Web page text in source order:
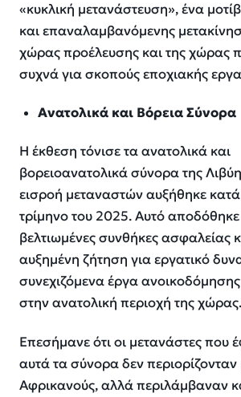
«κυκλική μετανάστευση», ένα
και επαναλαμβανόμενης
χώρας προέλευσης και της χώρας
συχνά για σκοπούς εποχιακής
Ανατολικά και Βόρεια Σύνορα
Η έκθεση τόνισε τα ανατολικά και
βορειοανατολικά σύνορα της
εισροή μεταναστών αυξήθηκε κατά
τρίμηνο του 2025. Αυτό αποδόθηκε
βελτιωμένες συνθήκες ασφαλείας
αυξημένη ζήτηση για εργατικό
συνεχιζόμενα έργα
στην ανατολική περιοχή της χώρας.
Επεσήμανε ότι οι μετανάστες που
αυτά τα σύνορα δεν
Αφρικανούς, αλλά περιλάμβαναν